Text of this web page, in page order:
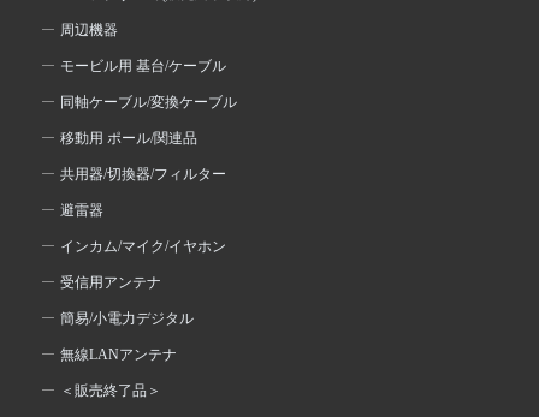
周辺機器
モービル用 基台/ケーブル
同軸ケーブル/変換ケーブル
移動用 ポール/関連品
共用器/切換器/フィルター
避雷器
インカム/マイク/イヤホン
受信用アンテナ
簡易/小電力デジタル
無線LANアンテナ
＜販売終了品＞